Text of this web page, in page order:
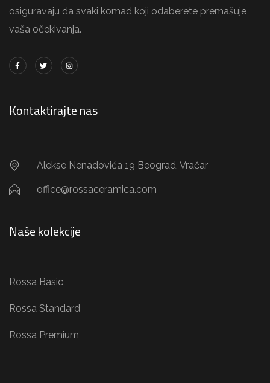
osiguravaju da svaki komad koji odaberete premašuje
vaša očekivanja.
Kontaktirajte nas
Alekse Nenadovića 19 Beograd, Vračar
office@rossaceramica.com
Naše kolekcije
Rossa Basic
Rossa Standard
Rossa Premium